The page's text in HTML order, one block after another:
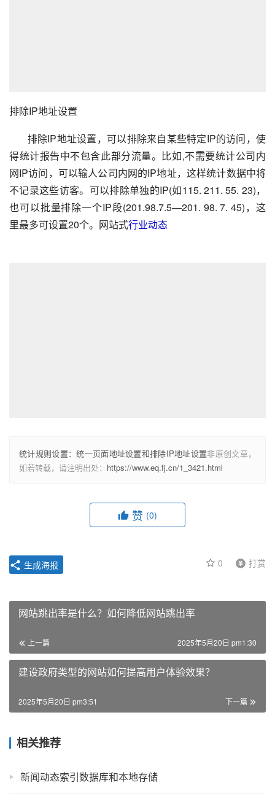
排除IP地址设置
排除IP地址设置，可以排除来自某些特定IP的访问，使
得统计报告中不包含此部分流量。比如,不需要统计公司内
网IP访问，可以输人公司内网的IP地址，这样统计数据中将
不记录这些访客。可以排除单独的IP(如115. 211. 55. 23)，
也可以批量排除一个IP段(201.98.7.5—201. 98. 7. 45)，这
里最多可设置20个。网站式行业动态
统计规则设置：统一页面地址设置和排除IP地址设置非原创文章，
如若转载，请注明出处： https://www.eq.fj.cn/1_3421.html
赞 (0)
0 打赏
生成海报
网站跳出率是什么？如何降低网站跳出率
上一篇 2025年5月20日 pm1:30
建设政府类型的网站如何提高用户体验效果？
下一篇
2025年5月20日 pm3:51
相关推荐
新闻动态索引数据库和本地存储